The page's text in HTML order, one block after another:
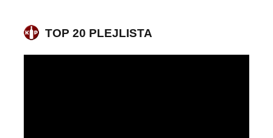
TOP 20 PLEJLISTA